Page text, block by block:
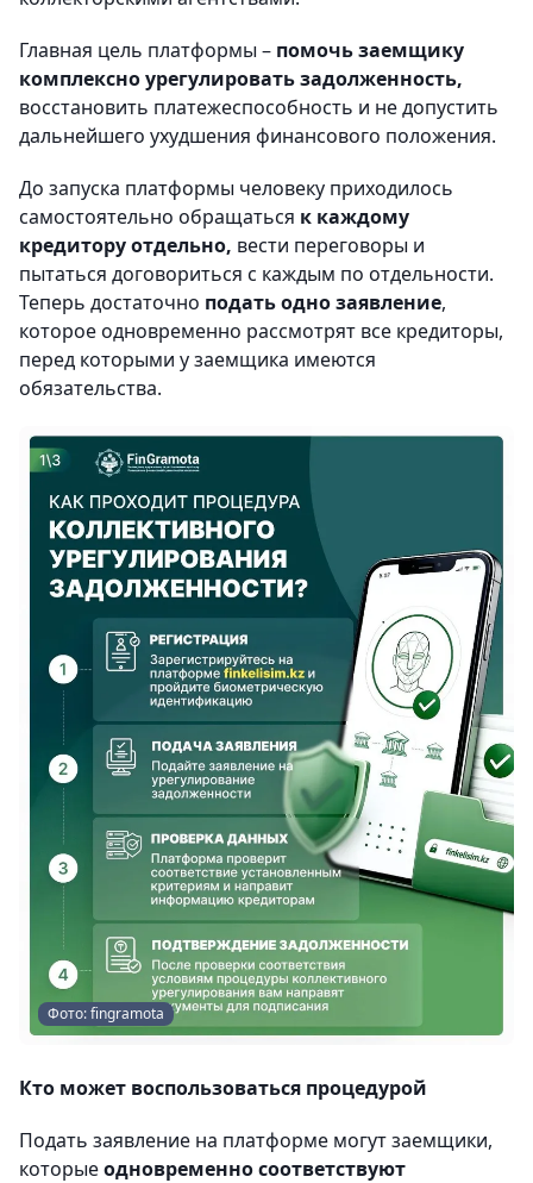
Главная цель платформы – помочь заемщику
комплексно урегулировать задолженность,
восстановить платежеспособность и не допустить
дальнейшего ухудшения финансового положения.
До запуска платформы человеку приходилось
самостоятельно обращаться к каждому
кредитору отдельно, вести переговоры и
пытаться договориться с каждым по отдельности.
Теперь достаточно подать одно заявление,
которое одновременно рассмотрят все кредиторы,
перед которыми у заемщика имеются
обязательства.
Фото: fingramota
Кто может воспользоваться процедурой
Подать заявление на платформе могут заемщики,
которыеодновременно соответствуют